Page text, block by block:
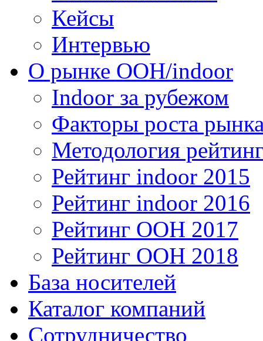
Кейсы
Интервью
О рынке OOH/indoor
Indoor за рубежом
Факторы роста
Методология
Рейтинг indoor 2015
Рейтинг indoor 2016
Рейтинг OOH 2017
Рейтинг OOH 2018
База носителей
Каталог компаний
Сотрудничество